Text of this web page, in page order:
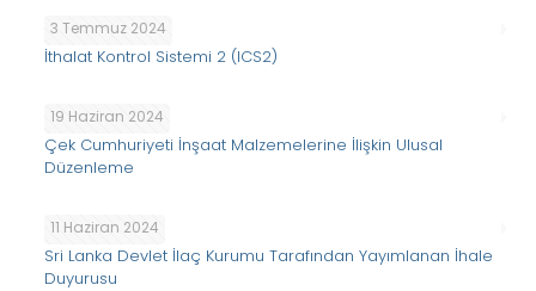
3 Temmuz 2024
İthalat Kontrol Sistemi 2 (ICS2)
19 Haziran 2024
Çek Cumhuriyeti İnşaat Malzemelerine İlişkin Ulusal
Düzenleme
11 Haziran 2024
Sri Lanka Devlet İlaç Kurumu Tarafından Yayımlanan İhale
Duyurusu